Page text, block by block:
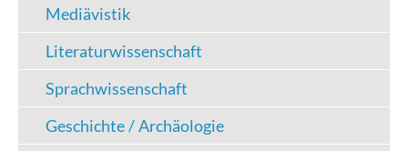
Mediävistik
Literaturwissenschaft
Sprachwissenschaft
Geschichte / Archäologie